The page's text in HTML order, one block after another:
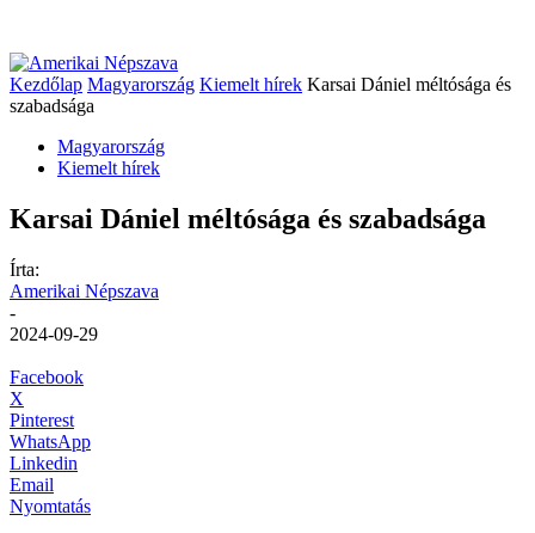
Kezdőlap Magyarország Kiemelt hírek Karsai Dániel méltósága és
szabadsága
Magyarország
Kiemelt hírek
Karsai Dániel méltósága és szabadsága
Írta:
Amerikai Népszava
-
2024-09-29
Facebook
X
Pinterest
WhatsApp
Linkedin
Email
Nyomtatás